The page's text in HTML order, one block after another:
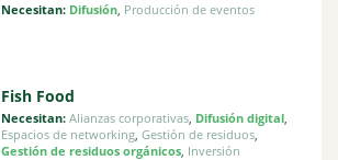
Necesitan: Difusión, Producción de eventos
Fish Food
Necesitan: Alianzas corporativas, Difusión digital,
Espacios de networking, Gestión de residuos,
Gestión de residuos orgánicos, Inversión